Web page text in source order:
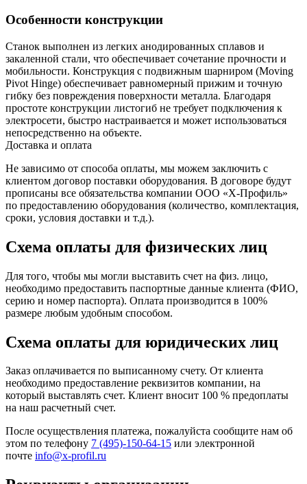
Особенности конструкции
Станок выполнен из легких анодированных сплавов и
закаленной стали, что обеспечивает сочетание прочности и
мобильности. Конструкция с подвижным шарниром (Moving
Pivot Hinge) обеспечивает равномерный прижим и точную
гибку без повреждения поверхности металла. Благодаря
простоте конструкции листогиб не требует подключения к
электросети, быстро настраивается и может использоваться
непосредственно на объекте.
Доставка и оплата
Не зависимо от способа оплаты, мы можем заключить с
клиентом договор поставки оборудования. В договоре будут
прописаны все обязательства компании ООО «Х-Профиль»
по предоставлению оборудования (количество, комплектация,
сроки, условия доставки и т.д.).
Схема оплаты для физических лиц
Для того, чтобы мы могли выставить счет на физ. лицо,
необходимо предоставить паспортные данные клиента (ФИО,
серию и номер паспорта). Оплата производится в 100%
размере любым удобным способом.
Схема оплаты для юридических лиц
Заказ оплачивается по выписанному счету. От клиента
необходимо предоставление реквизитов компании, на
который выставлять счет. Клиент вносит 100 % предоплаты
на наш расчетный счет.
После осуществления платежа, пожалуйста сообщите нам об
этом по телефону 7 (495)-150-64-15 или электронной
почте info@x-profil.ru